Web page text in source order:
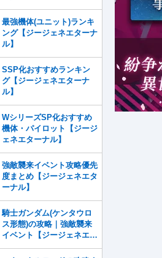
最強機体(ユニット)ランキ
ング【ジージェネエターナ
ル】
SSP化おすすめランキン
グ【ジージェネエターナ
ル】
WシリーズSP化おすすめ
機体・パイロット【ジージ
ェネエターナル】
強敵襲来イベント攻略優先
度まとめ【ジージェネエタ
ーナル】
騎士ガンダム(ケンタウロ
ス形態)の攻略｜強敵襲来
イベント【ジージェネエタ
ーナル】